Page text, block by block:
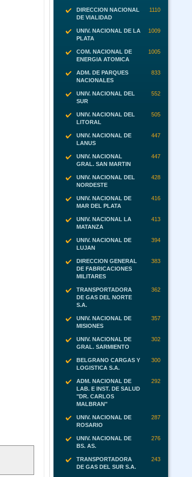
DIRECCION NACIONAL
DE VIALIDAD
1110
UNIV. NACIONAL DE LA
PLATA
1009
COM. NACIONAL DE
ENERGIA ATOMICA
1005
ADM. DE PARQUES
NACIONALES
833
UNIV. NACIONAL DEL
SUR
552
UNIV. NACIONAL DEL
LITORAL
505
UNIV. NACIONAL DE
LANUS
447
UNIV. NACIONAL
GRAL. SAN MARTIN
447
UNIV. NACIONAL DEL
NORDESTE
428
UNIV. NACIONAL DE
MAR DEL PLATA
416
UNIV. NACIONAL LA
MATANZA
413
UNIV. NACIONAL DE
LUJAN
394
DIRECCION GENERAL
DE FABRICACIONES
MILITARES
383
TRANSPORTADORA
DE GAS DEL NORTE
S.A.
362
UNIV. NACIONAL DE
MISIONES
357
UNIV. NACIONAL DE
GRAL. SARMIENTO
302
BELGRANO CARGAS Y
LOGISTICA S.A.
300
ADM. NACIONAL DE
LAB. E INST. DE SALUD
"DR. CARLOS
MALBRAN"
292
UNIV. NACIONAL DE
ROSARIO
287
UNIV. NACIONAL DE
BS. AS.
276
TRANSPORTADORA
DE GAS DEL SUR S.A.
243